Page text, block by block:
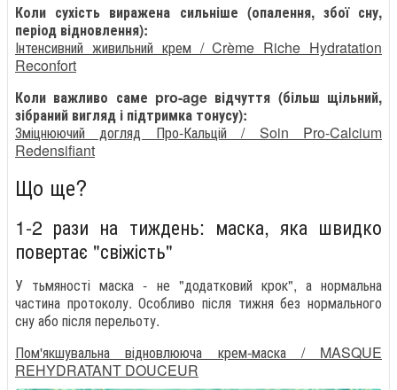
Коли сухість виражена сильніше (опалення, збої сну,
період відновлення):
Інтенсивний живильний крем / Crème Riche Hydratation
Reconfort
Коли важливо саме pro-age відчуття (більш щільний,
зібраний вигляд і підтримка тонусу):
Зміцнюючий догляд Про-Кальцій / Soin Pro-Calcium
Redensifiant
Що ще?
1-2 рази на тиждень: маска, яка швидко
повертає "свіжість"
У тьмяності маска - не "додатковий крок", а нормальна
частина протоколу. Особливо після тижня без нормального
сну або після перельоту.
Пом'якшувальна відновлююча крем-маска / MASQUE
REHYDRATANT DOUCEUR